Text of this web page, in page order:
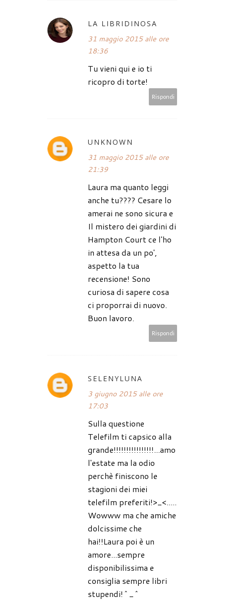
LA LIBRIDINOSA
31 maggio 2015 alle ore
18:36
Tu vieni qui e io ti
ricopro di torte!
Rispondi
UNKNOWN
31 maggio 2015 alle ore
21:39
Laura ma quanto leggi
anche tu???? Cesare lo
amerai ne sono sicura e
Il mistero dei giardini di
Hampton Court ce l'ho
in attesa da un po',
aspetto la tua
recensione! Sono
curiosa di sapere cosa
ci proporrai di nuovo.
Buon lavoro.
Rispondi
SELENYLUNA
3 giugno 2015 alle ore
17:03
Sulla questione
Telefilm ti capsico alla
grande!!!!!!!!!!!!!!!!...amo
l'estate ma la odio
perchè finiscono le
stagioni dei miei
telefilm preferiti!>_<.....
Wowww ma che amiche
dolcissime che
hai!!Laura poi è un
amore...sempre
disponibilissima e
consiglia sempre libri
stupendi!^_^